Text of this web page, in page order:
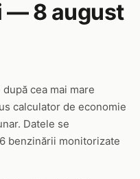
— 8 august
cea mai mare
calculator de economie
Datele se
benzinării monitorizate